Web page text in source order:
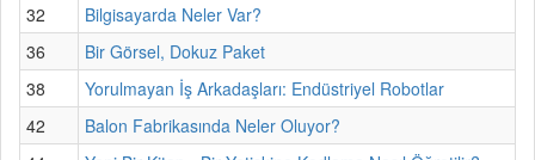
32
Bilgisayarda Neler Var?
36
Bir Görsel, Dokuz Paket
38
Yorulmayan İş Arkadaşları: Endüstriyel Robotlar
42
Balon Fabrikasında Neler Oluyor?